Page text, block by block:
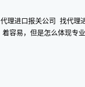
代理进口报关公司 找代理
着容易，但是怎么体现专